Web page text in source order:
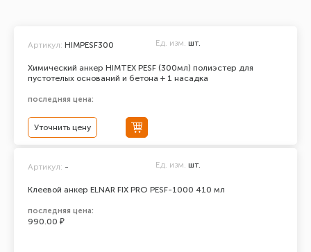
Химический анкер HIMTEX PESF (300мл) полиэстер для
пустотелых оснований и бетона + 1 насадка
Артикул: HIMPESF300 Ед. изм. шт.
последняя цена:
Уточнить цену
Клеевой анкер ELNAR FIX PRO PESF-1000 410 мл
Артикул: - Ед. изм. шт.
последняя цена:
990.00 ₽